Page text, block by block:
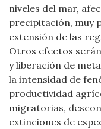
niveles del mar,
precipitación, muy
extensión de las
Otros efectos
y liberación de
la intensidad de
productividad
migratorias,
extinciones de